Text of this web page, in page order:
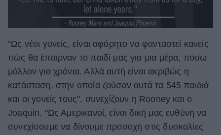
"Ως νέοι γονείς, είναι αφόρητο να φανταστεί κανείς
πώς θα έπαιρναν το παιδί μας για μια μέρα, πόσω
μάλλον για χρόνια. Αλλά αυτή είναι ακριβώς η
κατάσταση, στην οποία ζούσαν αυτά τα 545 παιδιά
και οι γονείς τους", συνεχίζουν η Rooney και ο
Joaquin. "Ως Αμερικανοί, είναι δική μας ευθύνη να
συνεχίσουμε να δίνουμε προσοχή στις δυσκολίες